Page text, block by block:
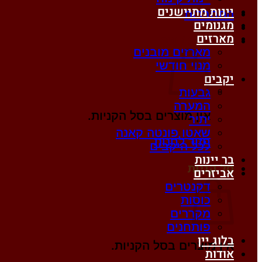
התחברות
סל קניות /
אין מוצרים בסל הקניות.
חזור לחנות
סל קניות
אין מוצרים בסל הקניות.
יינות מתיישנים
מגנומים
מארזים
מארזים מובנים
מנוי חודשי
יקבים
גבעות
המערה
יתיר
שאטו פונטה קאנה
לכל היקבים
בר יינות
אביזרים
דקנטרים
כוסות
מקררים
פותחנים
בלוג יין
אודות